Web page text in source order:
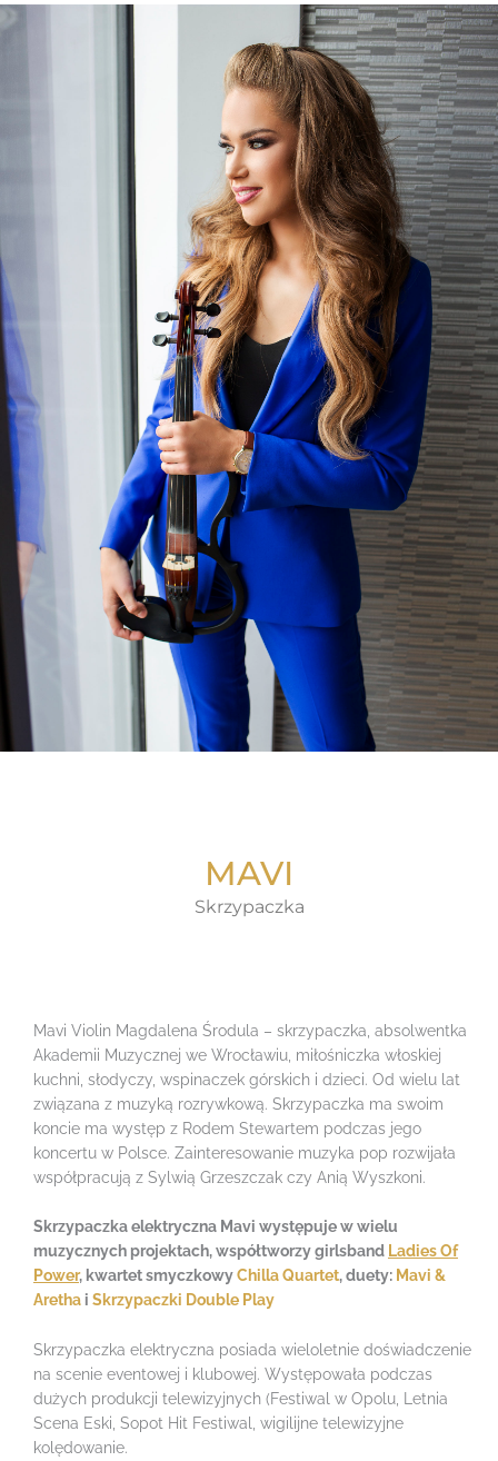
MAVI
Skrzypaczka
Mavi Violin Magdalena Środula – skrzypaczka, absolwentka
Akademii Muzycznej we Wrocławiu, miłośniczka włoskiej
kuchni, słodyczy, wspinaczek górskich i dzieci. Od wielu lat
związana z muzyką rozrywkową. Skrzypaczka ma swoim
koncie ma występ z Rodem Stewartem podczas jego
koncertu w Polsce. Zainteresowanie muzyka pop rozwijała
współpracują z Sylwią Grzeszczak czy Anią Wyszkoni.
Skrzypaczka elektryczna Mavi występuje w wielu
muzycznych projektach, współtworzy girlsband Ladies Of
Power, kwartet smyczkowyChilla Quartet, duety: Mavi &
Aretha i Skrzypaczki Double Play
Skrzypaczka elektryczna posiada wieloletnie doświadczenie
na scenie eventowej i klubowej. Występowała podczas
dużych produkcji telewizyjnych (Festiwal w Opolu, Letnia
Scena Eski, Sopot Hit Festiwal, wigilijne telewizyjne
kolędowanie.